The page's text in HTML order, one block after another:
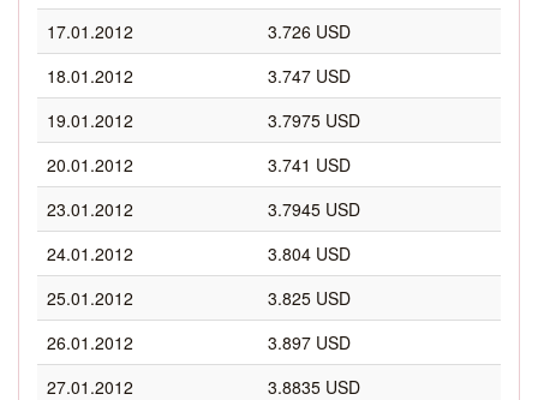
17.01.2012
3.726 USD
18.01.2012
3.747 USD
19.01.2012
3.7975 USD
20.01.2012
3.741 USD
23.01.2012
3.7945 USD
24.01.2012
3.804 USD
25.01.2012
3.825 USD
26.01.2012
3.897 USD
27.01.2012
3.8835 USD